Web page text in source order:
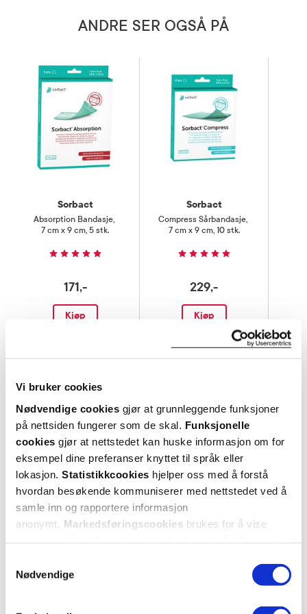
Vi bruker cookies
Nødvendige cookies gjør at grunnleggende funksjoner
på nettsiden fungerer som de skal. Funksjonelle
cookies gjør at nettstedet kan huske informasjon om for
eksempel dine preferanser knyttet til språk eller
lokasjon. Statistikkcookies hjelper oss med å forstå
hvordan besøkende kommuniserer med nettstedet ved å
samle inn og rapportere informasjon
anonymt. Markedsføringscookies brukes for å vise
Nødvendige
ANDRE SER OGSÅ PÅ
Sorbact
Absorption Bandasje,
7 cm x 9 cm, 5 stk.
171,-
Kjøp
Sorbact
Compress Sårbandasje,
7 cm x 9 cm, 10 stk.
229,-
Kjøp
Hent resepter for deg selv eller barnet
Logg inn med BankID eller annen eID og få sikker
Velg hvilke resepter du vil hente ut og hvordan du vil
ha dem levert
Få dine resepter levert raskt og trygt på avtalt måte
Kom i gang
Mer om reseptvarer